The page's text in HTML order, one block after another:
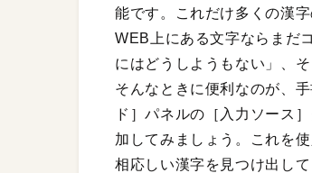
能です。これだけ多くの漢
WEB上にある文字ならまだ
にはどうしようもない」、
そんなときに便利なのが、
ド］パネルの［入力ソース
加してみましょう。これを
相応しい漢字を見つけ出して